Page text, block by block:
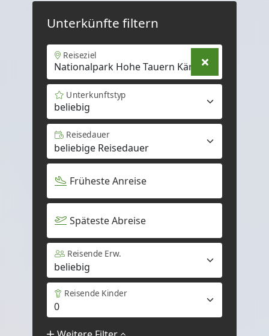
Unterkünfte filtern
Reiseziel
beliebig
Unterkunftstyp
Reisedauer
Früheste Anreise
Späteste Abreise
Reisende Erw.
Reisende Kinder